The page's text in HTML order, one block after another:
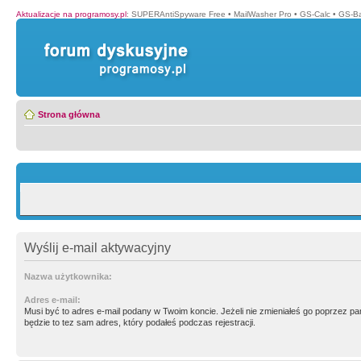
Aktualizacje na programosy.pl: SUPERAntiSpyware Free • MailWasher Pro • GS-Calc • GS-
Strona główna
Wyślij e-mail aktywacyjny
Nazwa użytkownika:
Adres e-mail:
Musi być to adres e-mail podany w Twoim koncie. Jeżeli nie zmieniałeś go poprzez
będzie to tez sam adres, który podałeś podczas rejestracji.